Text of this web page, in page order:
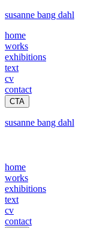
susanne bang dahl
home
works
exhibitions
text
cv
contact
CTA
susanne bang dahl
home
works
exhibitions
text
cv
contact